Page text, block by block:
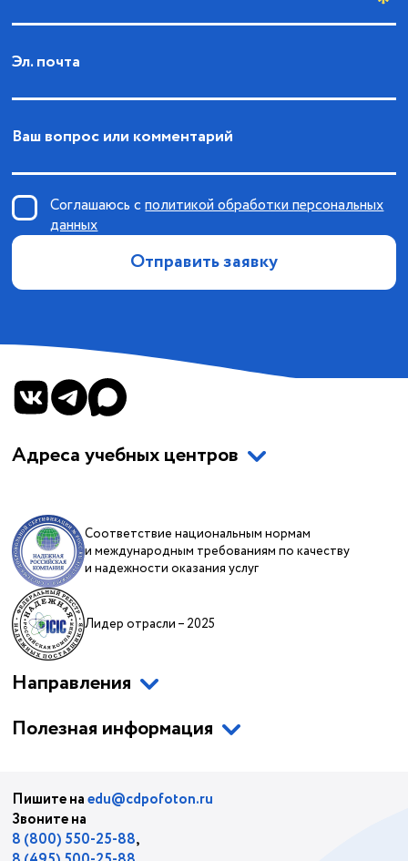
Эл. почта
Ваш вопрос или комментарий
Отправить заявку
Соглашаюсь сполитикой обработки персональных
данных
Адреса учебных центров
Соответствие национальным нормам
и международным требованиям по качеству
и надежности оказания услуг
Лидер отрасли – 2025
Направления
Полезная информация
Пишите наedu@cdpofoton.ru
Звоните на
8 (800) 550-25-88,